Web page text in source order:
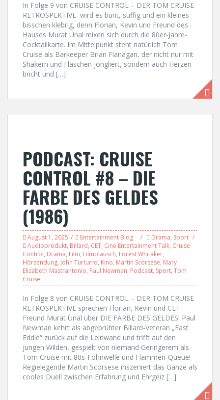
In Folge 9 von CRUISE CONTROL – DER TOM CRUISE
RETROSPEKTIVE wird es bunt, süffig und ein kleines
bisschen klebrig, denn Florian, Kevin und Freund des
Hauses Murat Ünal mixen sich durch die 80er-Jahre-
Cocktailkarte. Im Mittelpunkt steht natürlich Tom
Cruise als Barkeeper Brian Flanagan, der nicht nur mit
Shakern und Flaschen jongliert, sondern auch Herzen
bricht und […]
PODCAST: CRUISE
CONTROL #8 – DIE
FARBE DES GELDES
(1986)
August 1, 2025 Entertainment Blog Drama, Sport
Audioprodukt, Billard, CET, Cine Entertainment Talk, Cruise
Control, Drama, Film, Filmplausch, Forest Whitaker,
Hörsendung, John Turturro, Kino, Martin Scorsese, Mary
Elizabeth Mastrantonio, Paul Newman, Podcast, Sport, Tom
Cruise
In Folge 8 von CRUISE CONTROL – DER TOM CRUISE
RETROSPEKTIVE sprechen Florian, Kevin und CET-
Freund Murat Ünal über DIE FARBE DES GELDES! Paul
Newman kehrt als abgebrühter Billard-Veteran „Fast
Eddie“ zurück auf die Leinwand und trifft auf den
jungen Wilden, gespielt von niemand Geringerem als
Tom Cruise mit 80s-Föhnwelle und Flammen-Queue!
Regielegende Martin Scorsese inszeniert das Ganze als
cooles Duell zwischen Erfahrung und Ehrgeiz […]